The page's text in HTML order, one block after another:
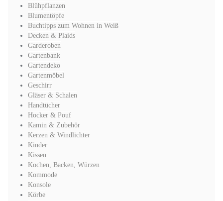
Blühpflanzen
Blumentöpfe
Buchtipps zum Wohnen in Weiß
Decken & Plaids
Garderoben
Gartenbank
Gartendeko
Gartenmöbel
Geschirr
Gläser & Schalen
Handtücher
Hocker & Pouf
Kamin & Zubehör
Kerzen & Windlichter
Kinder
Kissen
Kochen, Backen, Würzen
Kommode
Konsole
Körbe